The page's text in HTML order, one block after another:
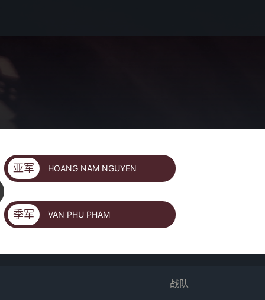
亚军 HOANG NAM NGUYEN
季军 VAN PHU PHAM
战队